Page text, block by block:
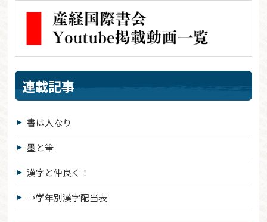
連載記事
書は人なり
墨と筆
漢字と仲良く！
→学年別漢字配当表